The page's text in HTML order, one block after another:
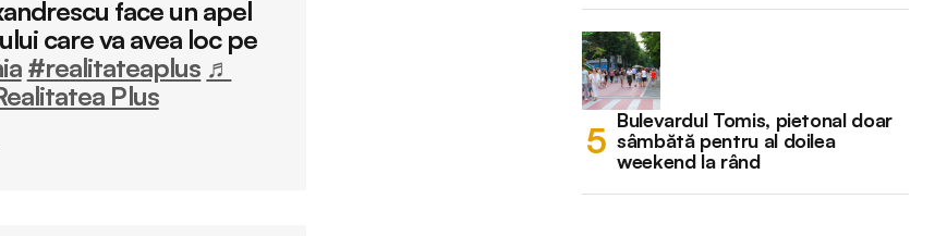
face un apel
care va avea loc pe
#realitateaplus ♬
Plus
Bulevardul Tomis, pietonal doar
sâmbătă pentru al doilea
weekend la rând